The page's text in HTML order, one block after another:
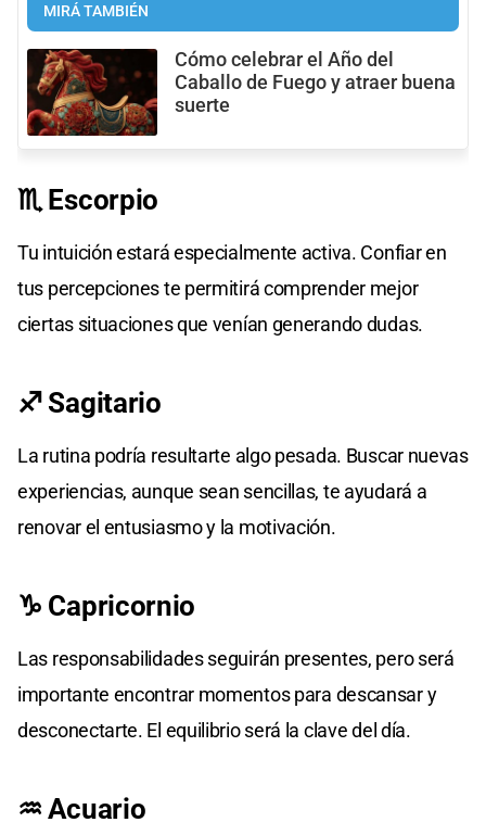
MIRÁ TAMBIÉN
Cómo celebrar el Año del
Caballo de Fuego y atraer buena
suerte
♏ Escorpio
Tu intuición estará especialmente activa. Confiar en
tus percepciones te permitirá comprender mejor
ciertas situaciones que venían generando dudas.
♐ Sagitario
La rutina podría resultarte algo pesada. Buscar nuevas
experiencias, aunque sean sencillas, te ayudará a
renovar el entusiasmo y la motivación.
♑ Capricornio
Las responsabilidades seguirán presentes, pero será
importante encontrar momentos para descansar y
desconectarte. El equilibrio será la clave del día.
♒ Acuario